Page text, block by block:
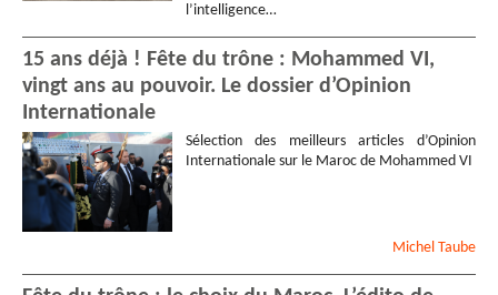
l’intelligence…
15 ans déjà ! Fête du trône : Mohammed VI,
vingt ans au pouvoir. Le dossier d’Opinion
Internationale
Sélection des meilleurs articles d’Opinion
Internationale sur le Maroc de Mohammed VI
Michel Taube